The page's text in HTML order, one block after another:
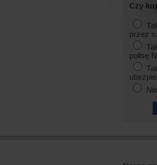
Czy
przez
polisę
Nie